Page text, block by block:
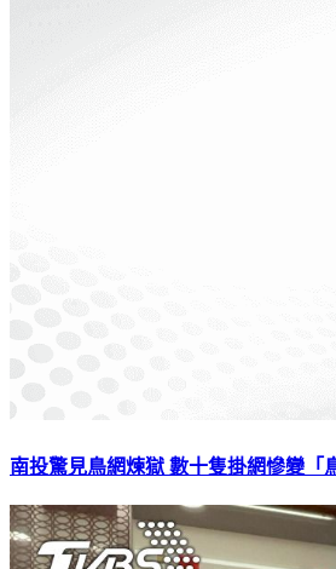
南投驚見鳥網煉獄 數十隻掛網慘變「